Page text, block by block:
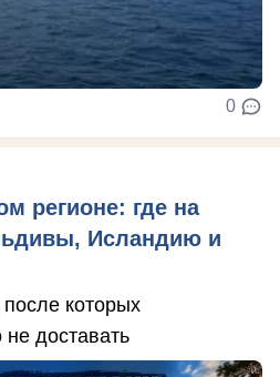
0
регионе: где на
Исландию и
которых
доставать